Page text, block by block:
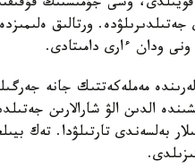
قويىلدى، وسى جۇمىستىڭ
ورتالىق
ودان ءارى دامىتادى.
مەملەكەتتىك جانە
الدىن الۋ شارالارىن
بەلسەندى تارتىلۋدا. تەك